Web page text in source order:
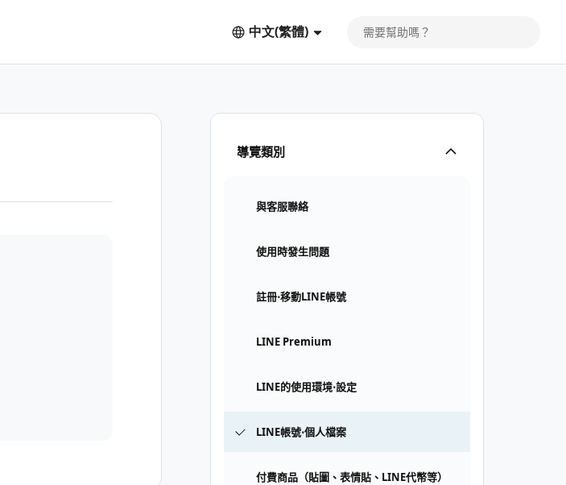
中文(繁體)
導覽類別
與客服聯絡
使用時發生問題
註冊⋅移動LINE帳號
LINE Premium
LINE的使用環境⋅設定
LINE帳號⋅個人檔案
付費商品（貼圖、表情貼、LINE代幣等）